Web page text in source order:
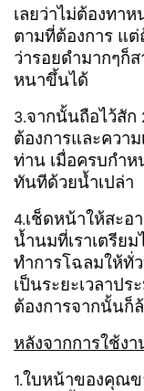
เลยว่าไม่ต้องทา
ตามที่ต้องการ แ
ว่ารอยดำมากๆก็
หนาขึ้นได้
3.จากนั้นถือไว้สัก
ต้องการและควา
ท่าน เมื่อครบกำห
ทันทีด้วยน้ำเปล่า
4.เช็ดหน้าให้สะอ
น้ำนมที่เราเตรีย
ทำการโฉลมให้ทั่
เป็นระยะเวลาปร
ต้องการจากนั้นก็
หลังจากการใช้งา
1.ใบหน้าของคุณข